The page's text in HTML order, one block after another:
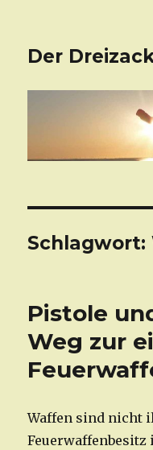
Der
Pistole
Weg zur
Waffen sind nicht